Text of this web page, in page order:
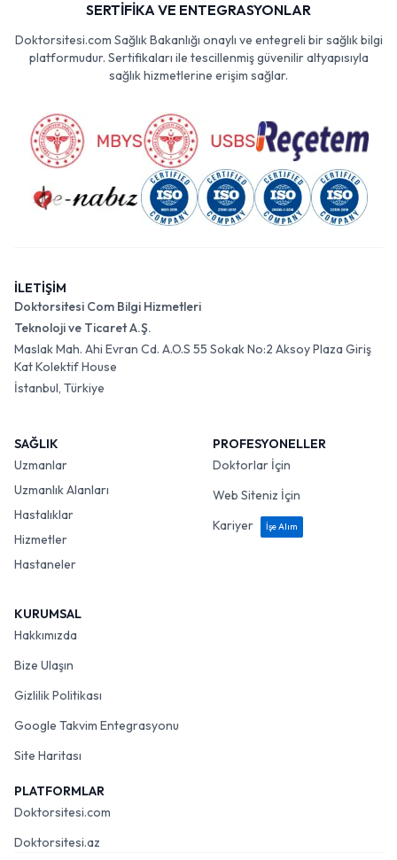
SERTİFİKA VE ENTEGRASYONLAR
Doktorsitesi.com Sağlık Bakanlığı onaylı ve entegreli bir sağlık bilgi
platformudur. Sertifikaları ile tescillenmiş güvenilir altyapısıyla
sağlık hizmetlerine erişim sağlar.
İLETİŞİM
Doktorsitesi Com Bilgi Hizmetleri
Teknoloji ve Ticaret A.Ş.
Maslak Mah. Ahi Evran Cd. A.O.S 55 Sokak No:2 Aksoy Plaza Giriş
Kat Kolektif House
İstanbul, Türkiye
SAĞLIK
Uzmanlar
Uzmanlık Alanları
Hastalıklar
Hizmetler
Hastaneler
PROFESYONELLER
Doktorlar İçin
Web Siteniz İçin
Kariyer
İşe Alım
KURUMSAL
Hakkımızda
Bize Ulaşın
Gizlilik Politikası
Google Takvim Entegrasyonu
Site Haritası
PLATFORMLAR
Doktorsitesi.com
Doktorsitesi.az